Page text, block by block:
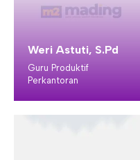
Weri Astuti, S.Pd
Guru Produktif
Perkantoran